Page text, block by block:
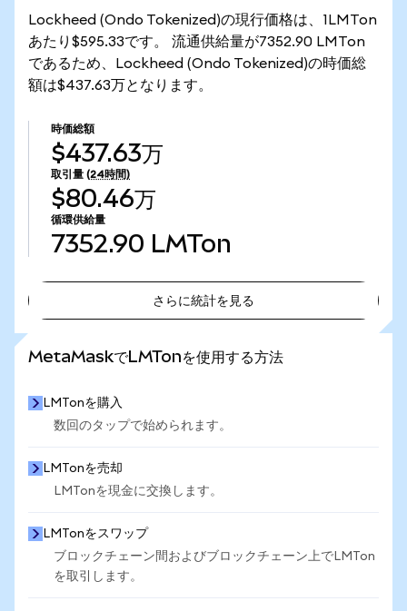
Lockheed (Ondo Tokenized)の現行価格は、1LMTon
あたり$595.33です。 流通供給量が7352.90 LMTon
であるため、Lockheed (Ondo Tokenized)の時価総
額は$437.63万となります。
時価総額
$437.63万
取引量 (24時間)
$80.46万
循環供給量
7352.90 LMTon
さらに統計を見る
MetaMaskでLMTonを使用する方法
LMTonを購入
数回のタップで始められます。
LMTonを売却
LMTonを現金に交換します。
LMTonをスワップ
ブロックチェーン間およびブロックチェーン上でLMTon
を取引します。